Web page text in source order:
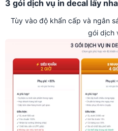
3 gói dịch vụ in decal lấy
Tùy vào độ khẩn cấp và ngân
gói dịch